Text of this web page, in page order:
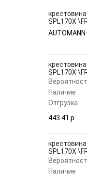
SPL170X
AUTOMANN
AUTOMANN
SPL170X
Наличие
Отгрузка
443.41 p.
SPL170X
Наличие